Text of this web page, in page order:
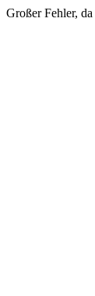
Großer Fehler,